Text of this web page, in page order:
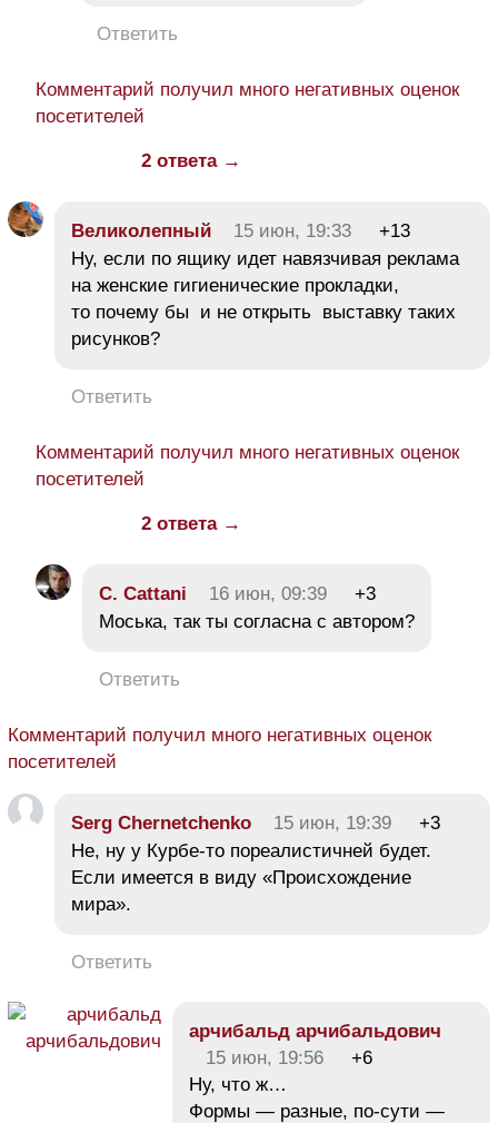
Ответить
Комментарий получил много негативных оценок
посетителей
2 ответа →
Великолепный 15 июн, 19:33
+13
Ну, если по ящику идет навязчивая реклама
на женские гигиенические прокладки,
то почему бы и не открыть выставку таких
рисунков?
Ответить
Комментарий получил много негативных оценок
посетителей
2 ответа →
C. Cattani 16 июн, 09:39
+3
Моська, так ты согласна с автором?
Ответить
Комментарий получил много негативных оценок
посетителей
Serg Chernetchenko 15 июн, 19:39
+3
Не, ну у Курбе-то пореалистичней будет.
Если имеется в виду «Происхождение
мира».
Ответить
арчибальд арчибальдович
15 июн, 19:56
+6
Ну, что ж…
Формы — разные, по-сути —